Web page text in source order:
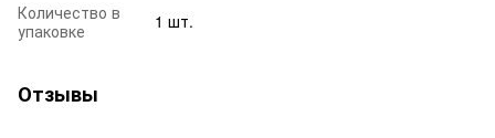
Количество в
упаковке
1 шт.
Отзывы